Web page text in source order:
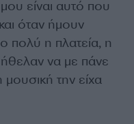
μου είναι αυτό που
όταν ήμουν
πολύ η πλατεία, η
να με πάνε
την είχα